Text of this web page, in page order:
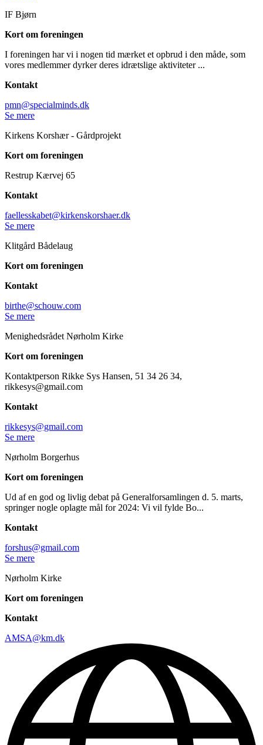
IF Bjørn
Kort om foreningen
I foreningen har vi i nogen tid mærket et opbrud i den måde, som
vores medlemmer dyrker deres idrætslige aktiviteter ...
Kontakt
pmn@specialminds.dk
Se mere
Kirkens Korshær - Gårdprojekt
Kort om foreningen
Restrup Kærvej 65
Kontakt
faellesskabet@kirkenskorshaer.dk
Se mere
Klitgård Bådelaug
Kort om foreningen
Kontakt
birthe@schouw.com
Se mere
Menighedsrådet Nørholm Kirke
Kort om foreningen
Kontaktperson Rikke Sys Hansen, 51 34 26 34,
rikkesys@gmail.com
Kontakt
rikkesys@gmail.com
Se mere
Nørholm Borgerhus
Kort om foreningen
Ud af en god og livlig debat på Generalforsamlingen d. 5. marts,
springer nogle oplagte mål for 2024: Vi vil fylde Bo...
Kontakt
forshus@gmail.com
Se mere
Nørholm Kirke
Kort om foreningen
Kontakt
AMSA@km.dk